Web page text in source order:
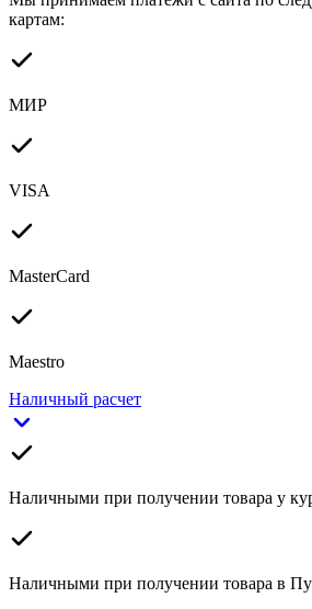
картам:
МИР
VISA
MasterCard
Maestro
Наличный расчет
Наличными при получении товара у
Наличными при получении товара в